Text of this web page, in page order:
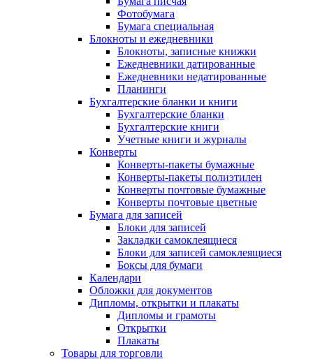
Фотобумага
Бумага специальная
Блокноты и ежедневники
Блокноты, записные книжки
Ежедневники датированные
Ежедневники недатированные
Планинги
Бухгалтерские бланки и книги
Бухгалтерские бланки
Бухгалтерские книги
Учетные книги и журналы
Конверты
Конверты-пакеты бумажные
Конверты-пакеты полиэтилен
Конверты почтовые бумажные
Конверты почтовые цветные
Бумага для записей
Блоки для записей
Закладки самоклеящиеся
Блоки для записей самоклеящиеся
Боксы для бумаги
Календари
Обложки для документов
Дипломы, открытки и плакаты
Дипломы и грамоты
Открытки
Плакаты
Товары для торговли